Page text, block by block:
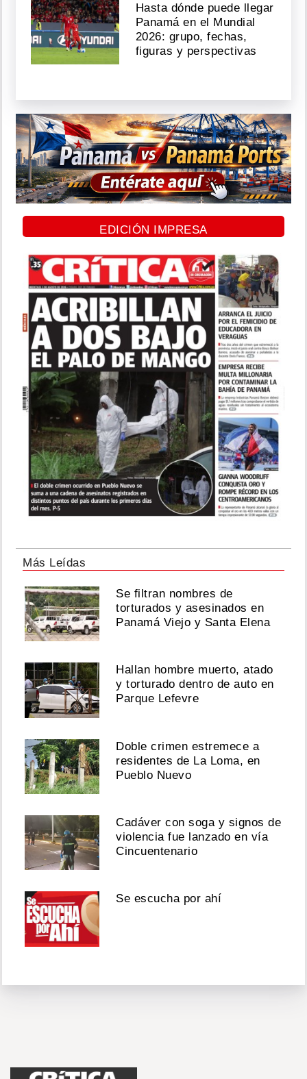
Hasta dónde puede llegar
Panamá en el Mundial
2026: grupo, fechas,
figuras y perspectivas
EDICIÓN IMPRESA
Más Leídas
Se filtran nombres de
torturados y asesinados en
Panamá Viejo y Santa Elena
Hallan hombre muerto, atado
y torturado dentro de auto en
Parque Lefevre
Doble crimen estremece a
residentes de La Loma, en
Pueblo Nuevo
Cadáver con soga y signos de
violencia fue lanzado en vía
Cincuentenario
Se escucha por ahí